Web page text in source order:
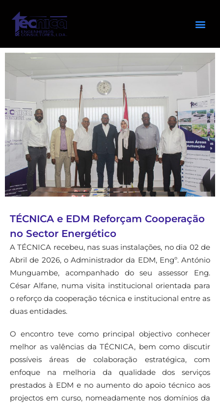
TÉCNICA e EDM Reforçam Cooperação
no Sector Energético
A TÉCNICA recebeu, nas suas instalações, no dia 02 de
Abril de 2026, o Administrador da EDM, Engº. António
Munguambe, acompanhado do seu assessor Eng.
César Alfane, numa visita institucional orientada para
o reforço da cooperação técnica e institucional entre as
duas entidades.
O encontro teve como principal objectivo conhecer
melhor as valências da TÉCNICA, bem como discutir
possíveis áreas de colaboração estratégica, com
enfoque na melhoria da qualidade dos serviços
prestados à EDM e no aumento do apoio técnico aos
projectos em curso, nomeadamente nos domínios da